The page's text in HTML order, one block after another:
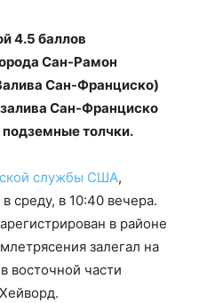
4.5 баллов
Сан-Рамон
Сан-Франциско)
Сан-Франциско
толчки.
службы США,
среду, в 10:40 вечера.
в районе
залегал на
восточной части